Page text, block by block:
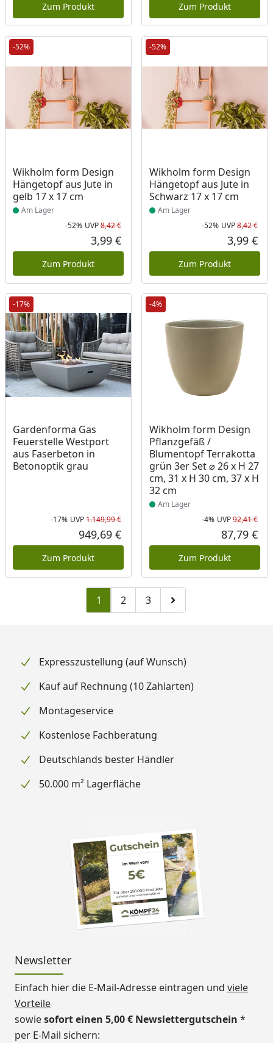
Zum Produkt Zum Produkt
-52%
Wikholm form Design
Hängetopf aus Jute in
gelb 17 x 17 cm
Produkt am Lager
Am Lager
Rabatt in Prozent
-52%
Ursprünglicher Preis
UVP8,42 €
Aktueller Preis
3,99 €
Zum Produkt
-52%
Wikholm form Design
Hängetopf aus Jute in
Schwarz 17 x 17 cm
Produkt am Lager
Am Lager
-52% UVP8,42 €
3,99 €
Zum Produkt
-17%
Gardenforma Gas
Feuerstelle Westport
aus Faserbeton in
Betonoptik grau
Rabatt in Prozent
-17%
Ursprünglicher Preis
UVP1.149,99 €
Aktueller Preis
949,69 €
Zum Produkt
-4%
Wikholm form Design
Pflanzgefäß /
Blumentopf Terrakotta
grün 3er Set ⌀ 26 x H 27
cm, 31 x H 30 cm, 37 x H
32 cm
Produkt am Lager
Am Lager
-4% UVP92,41 €
87,79 €
Zum Produkt
1 Zu Seite 2
2 Zu Seite 3
3 Zur nächsten Seite
Expresszustellung (auf Wunsch)
Kauf auf Rechnung (10 Zahlarten)
Montageservice
Kostenlose Fachberatung
Deutschlands bester Händler
50.000 m² Lagerfläche
Newsletter
Einfach hier die E-Mail-Adresse eintragen und viele
Vorteile
sowiesofort einen 5,00 € Newslettergutschein *
per E-Mail sichern: